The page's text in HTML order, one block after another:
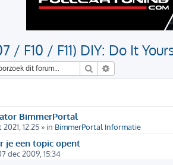
/ F10 / F11) DIY: Do It
Zoek
BimmerPortal
12:25 » in BimmerPortal Informatie
je een topic opent
dec 2009, 15:34